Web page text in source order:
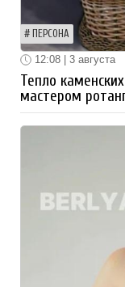
ПЕРСОНА
12:08 | 3 августа
Тепло
мастером